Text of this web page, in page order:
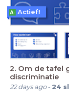
2. Om de tafel
discriminatie
22 days ago- 24
Actief!